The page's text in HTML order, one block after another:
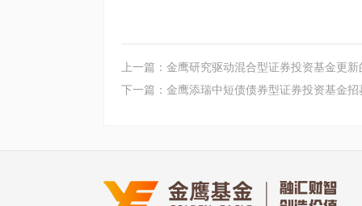
上一篇：金鹰研究驱动混合型证券投资基金更
下一篇：金鹰添瑞中短债债券型证券投资基金